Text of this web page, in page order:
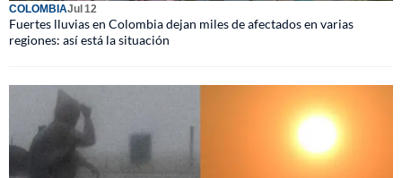
COLOMBIAJul 12
Fuertes lluvias en Colombia dejan miles de afectados en varias
regiones: así está la situación